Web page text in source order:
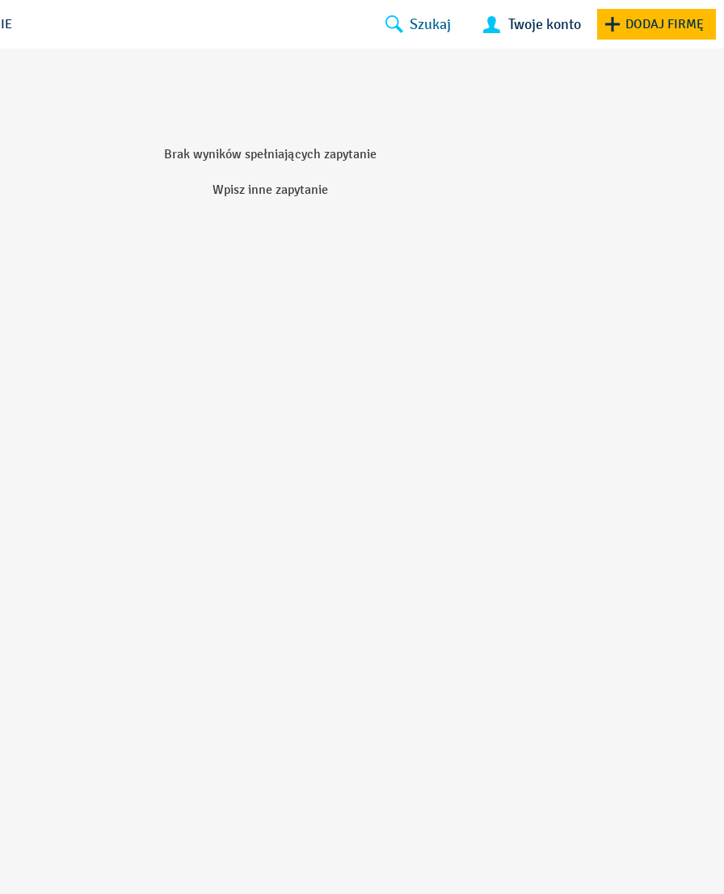
Szukaj Twoje konto DODAJ FIRMĘ
Brak wyników spełniających zapytanie
Wpisz inne zapytanie